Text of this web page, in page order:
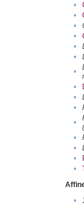
•
•
•
•
•
•
•
•
•
•
•
•
•
•
•
•